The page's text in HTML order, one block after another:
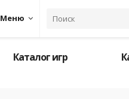
Каталог игр
Меню